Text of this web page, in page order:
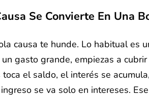
Se Convierte En Una
causa te hunde. Lo habitual es
gasto grande, empiezas a
toca el saldo, el interés se
se va solo en intereses.